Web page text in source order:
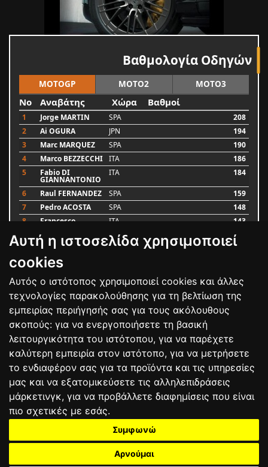
Αυτή η ιστοσελίδα χρησιμοποιεί
cookies
Αυτός ο ιστότοπος χρησιμοποιεί cookies και άλλες
τεχνολογίες παρακολούθησης για τη βελτίωση της
εμπειρίας περιήγησής σας για τους ακόλουθους
σκοπούς: για να ενεργοποιήσετε τη βασική
λειτουργικότητα του ιστότοπου, για να παρέχετε
καλύτερη εμπειρία στον ιστότοπο, για να μετρήσετε
το ενδιαφέρον σας για τα προϊόντα και τις υπηρεσίες
μας και να εξατομικεύσετε τις αλληλεπιδράσεις
μάρκετινγκ, για να προβάλλετε διαφημίσεις που είναι
πιο σχετικές με εσάς.
Συμφωνώ
Αρνούμαι
Βαθμολογία Οδηγών
MOTOGP MOTO2 MOTO3
No Αναβάτης Χώρα Βαθμοί
1 Jorge MARTIN SPA
208
2
Ai OGURA JPN
194
3
Marc MARQUEZ SPA
190
4
Marco BEZZECCHI ITA
186
5
Fabio DI
GIANNANTONIO
ITA 184
6 Raul FERNANDEZ SPA
159
7
Pedro ACOSTA SPA
148
8
Francesco ITA 143
9 Alex MARQUEZ SPA
Luca MARINI
Bαθμολογία
ΟΡΟΙ ΧΡΗΣΗΣΠΟΛΙΤΙΚΗ ΠΡΟΣΤΑΣΙΑΣ
ΑΓΩΝΕΣΑΠΟΤΕΛΕΣΜΑΤΑΑΓΟΡΑ